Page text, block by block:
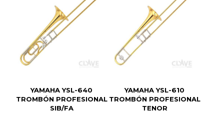
YAMAHA YSL-640
TROMBÓN PROFESIONAL
SIB/FA
YAMAHA YSL-610
TROMBÓN PROFESIONAL
TENOR